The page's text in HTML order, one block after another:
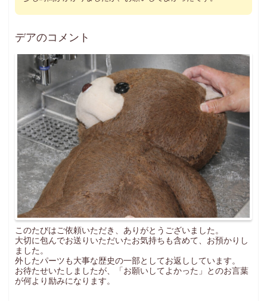
デアのコメント
このたびはご依頼いただき、ありがとうございました。
大切に包んでお送りいただいたお気持ちも含めて、お預かりし
ました。
外したパーツも大事な歴史の一部としてお返ししています。
お待たせいたしましたが、「お願いしてよかった」とのお言葉
が何より励みになります。